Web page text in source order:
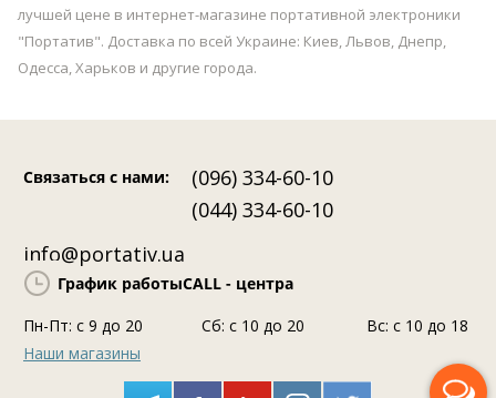
лучшей цене в интернет-магазине портативной электроники
"Портатив". Доставка по всей Украине: Киев, Львов, Днепр,
Одесса, Харьков и другие города.
Связаться с нами:
(096) 334-60-10
(044) 334-60-10
info@portativ.ua
График работыCALL - центра
Пн-Пт: c 9 до 20
Сб: с 10 до 20
Вс: с 10 до 18
Наши магазины